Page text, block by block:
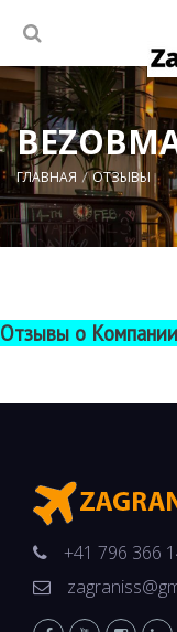
ГЛАВНАЯ ОТЗЫВЫ
Отзывы о
+41 796 366